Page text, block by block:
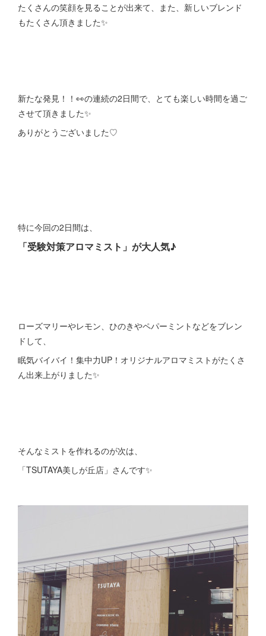
たくさんの笑顔を見ることが出来て、また、新しいブレンド
もたくさん頂きました✨
新たな発見！！👀の連続の2日間で、とても楽しい時間を過ご
させて頂きました✨
ありがとうございました♡
特に今回の2日間は、
「受験対策アロマミスト」が大人気♪
ローズマリーやレモン、ひのきやペパーミントなどをブレン
ドして、
眠気バイバイ！集中力UP！オリジナルアロマミストがたくさ
ん出来上がりました✨
そんなミストを作れるのが次は、
「TSUTAYA美しが丘店」さんです✨